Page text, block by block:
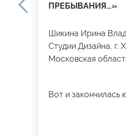
ПРЕБЫВАНИЯ…»
Шикина Ирина
Студии Дизайна, г.
Московская
Вот и закончилась